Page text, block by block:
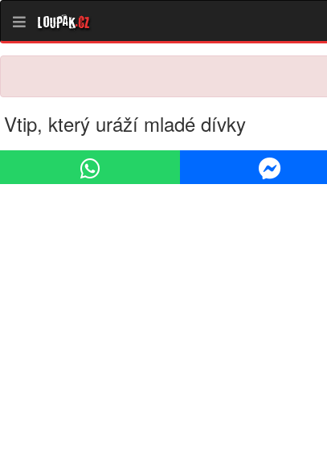
Loupak.cz
Vtip, který uráží mladé dívky